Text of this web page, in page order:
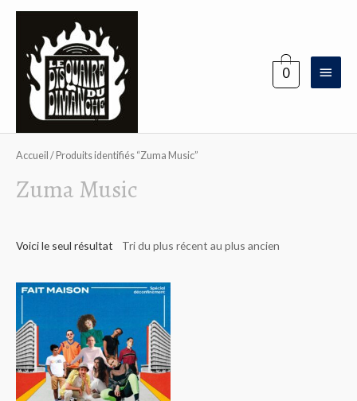
Menu
0
Accueil / Produits identifiés “Zuma Music”
Zuma Music
Voici le seul résultat